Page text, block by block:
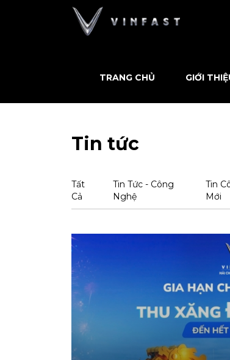
TRANG CHỦ GIỚI
Tin tức
Tất
Cả
Tin Tức - Công
Nghệ
Tin
Mới